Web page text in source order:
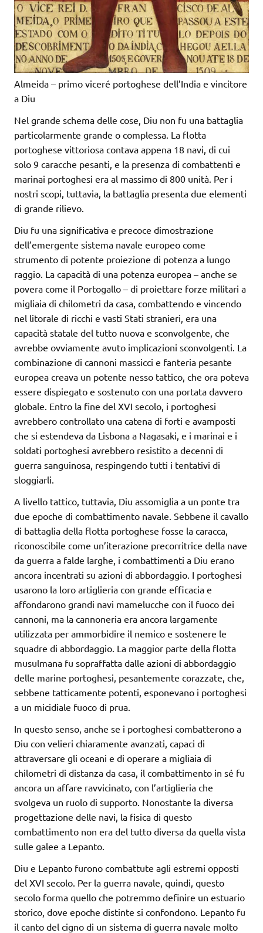
Almeida – primo viceré portoghese dell’India e vincitore
a Diu
Nel grande schema delle cose, Diu non fu una battaglia
particolarmente grande o complessa. La flotta
portoghese vittoriosa contava appena 18 navi, di cui
solo 9 caracche pesanti, e la presenza di combattenti e
marinai portoghesi era al massimo di 800 unità. Per i
nostri scopi, tuttavia, la battaglia presenta due elementi
di grande rilievo.
Diu fu una significativa e precoce dimostrazione
dell’emergente sistema navale europeo come
strumento di potente proiezione di potenza a lungo
raggio. La capacità di una potenza europea – anche se
povera come il Portogallo – di proiettare forze militari a
migliaia di chilometri da casa, combattendo e vincendo
nel litorale di ricchi e vasti Stati stranieri, era una
capacità statale del tutto nuova e sconvolgente, che
avrebbe ovviamente avuto implicazioni sconvolgenti. La
combinazione di cannoni massicci e fanteria pesante
europea creava un potente nesso tattico, che ora poteva
essere dispiegato e sostenuto con una portata davvero
globale. Entro la fine del XVI secolo, i portoghesi
avrebbero controllato una catena di forti e avamposti
che si estendeva da Lisbona a Nagasaki, e i marinai e i
soldati portoghesi avrebbero resistito a decenni di
guerra sanguinosa, respingendo tutti i tentativi di
sloggiarli.
A livello tattico, tuttavia, Diu assomiglia a un ponte tra
due epoche di combattimento navale. Sebbene il cavallo
di battaglia della flotta portoghese fosse la caracca,
riconoscibile come un’iterazione precorritrice della nave
da guerra a falde larghe, i combattimenti a Diu erano
ancora incentrati su azioni di abbordaggio. I portoghesi
usarono la loro artiglieria con grande efficacia e
affondarono grandi navi mamelucche con il fuoco dei
cannoni, ma la cannoneria era ancora largamente
utilizzata per ammorbidire il nemico e sostenere le
squadre di abbordaggio. La maggior parte della flotta
musulmana fu sopraffatta dalle azioni di abbordaggio
delle marine portoghesi, pesantemente corazzate, che,
sebbene tatticamente potenti, esponevano i portoghesi
a un micidiale fuoco di prua.
In questo senso, anche se i portoghesi combatterono a
Diu con velieri chiaramente avanzati, capaci di
attraversare gli oceani e di operare a migliaia di
chilometri di distanza da casa, il combattimento in sé fu
ancora un affare ravvicinato, con l’artiglieria che
svolgeva un ruolo di supporto. Nonostante la diversa
progettazione delle navi, la fisica di questo
combattimento non era del tutto diversa da quella vista
sulle galee a Lepanto.
Diu e Lepanto furono combattute agli estremi opposti
del XVI secolo. Per la guerra navale, quindi, questo
secolo forma quello che potremmo definire un estuario
storico, dove epoche distinte si confondono. Lepanto fu
il canto del cigno di un sistema di guerra navale molto